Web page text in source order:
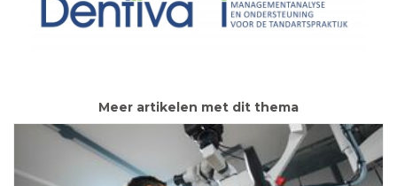
Meer artikelen met dit thema